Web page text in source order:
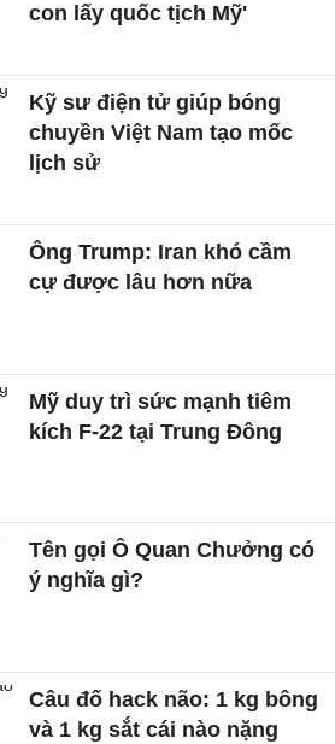
con lấy quốc tịch Mỹ'
Kỹ sư điện tử giúp bóng
chuyền Việt Nam tạo mốc
lịch sử
Ông Trump: Iran khó cầm
cự được lâu hơn nữa
Mỹ duy trì sức mạnh tiêm
kích F-22 tại Trung Đông
Tên gọi Ô Quan Chưởng có
ý nghĩa gì?
Câu đố hack não: 1 kg bông
và 1 kg sắt cái nào nặng